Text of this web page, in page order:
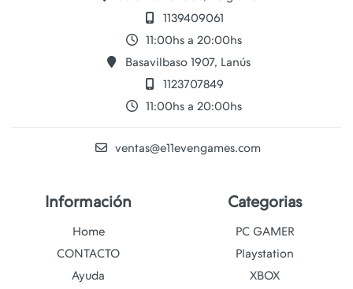
1139409061
11:00hs a 20:00hs
Basavilbaso 1907, Lanús
1123707849
11:00hs a 20:00hs
ventas@e11evengames.com
Información
Home
CONTACTO
Ayuda
Categorias
PC GAMER
Playstation
XBOX